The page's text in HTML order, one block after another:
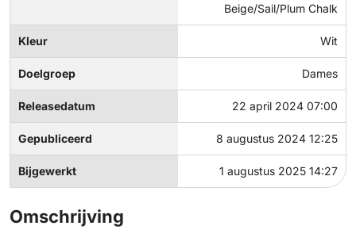
Beige/Sail/Plum Chalk
Kleur Wit
Doelgroep Dames
Releasedatum 22 april 2024 07:00
Gepubliceerd 8 augustus 2024 12:25
Bijgewerkt 1 augustus 2025 14:27
Omschrijving